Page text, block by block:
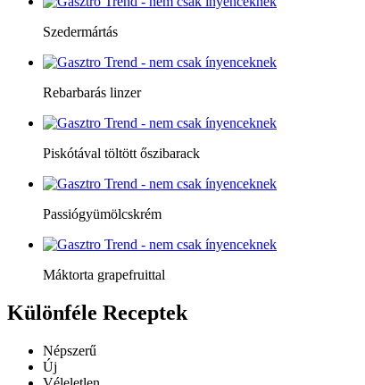
Szedermártás
Rebarbarás linzer
Piskótával töltött őszibarack
Passiógyümölcskrém
Máktorta grapefruittal
Különféle Receptek
Népszerű
Új